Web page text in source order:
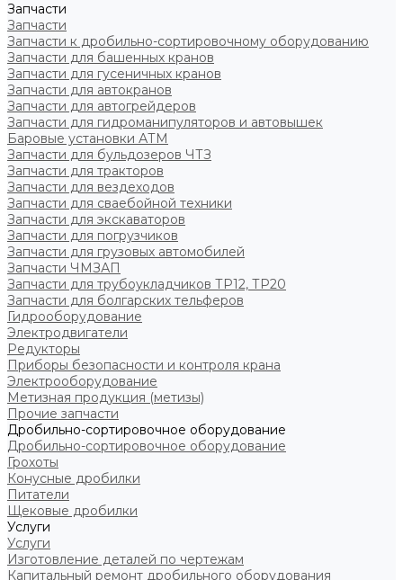
Запчасти
Запчасти
Запчасти к дробильно-сортировочному оборудованию
Запчасти для башенных кранов
Запчасти для гусеничных кранов
Запчасти для автокранов
Запчасти для автогрейдеров
Запчасти для гидроманипуляторов и автовышек
Баровые установки АТМ
Запчасти для бульдозеров ЧТЗ
Запчасти для тракторов
Запчасти для вездеходов
Запчасти для сваебойной техники
Запчасти для экскаваторов
Запчасти для погрузчиков
Запчасти для грузовых автомобилей
Запчасти ЧМЗАП
Запчасти для трубоукладчиков ТР12, ТР20
Запчасти для болгарских тельферов
Гидрооборудование
Электродвигатели
Редукторы
Приборы безопасности и контроля крана
Электрооборудование
Метизная продукция (метизы)
Прочие запчасти
Дробильно-сортировочное оборудование
Дробильно-сортировочное оборудование
Грохоты
Конусные дробилки
Питатели
Щековые дробилки
Услуги
Услуги
Изготовление деталей по чертежам
Капитальный ремонт дробильного оборудования